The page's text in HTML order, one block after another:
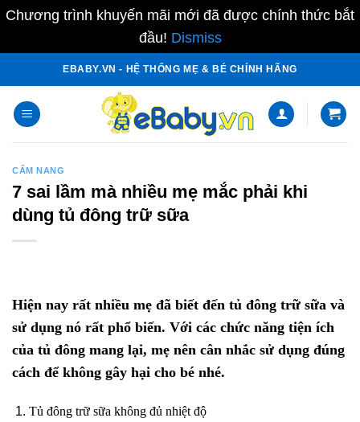
Chương trình khuyến mãi mới đã được chính thức bắt
đầu! Dismiss
content
EBABY.VN - HỆ THỐNG MẸ & BÉ CHÍNH HÃNG
CẨM NANG
7 sai lầm mà nhiều mẹ mắc phải khi
dùng tủ đông trữ sữa
Hiện nay rất nhiều mẹ đã biết đến tủ đông trữ sữa và
sử dụng nó rất phổ biến. Với các chức năng tiện ích
của tủ đông mang lại, mẹ nên cân nhắc sử dụng đúng
cách để không gây hại cho bé nhé.
Tủ đông trữ sữa không đủ nhiệt độ